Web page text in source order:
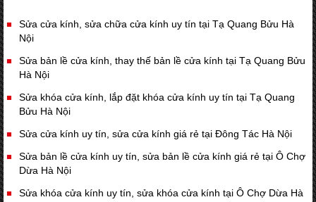
Sửa cửa kính, sửa chữa cửa kính uy tín tại Tạ Quang Bửu Hà
Nội
Sửa bản lề cửa kính, thay thế bản lề cửa kính tại Tạ Quang Bửu
Hà Nội
Sửa khóa cửa kính, lắp đặt khóa cửa kính uy tín tại Tạ Quang
Bửu Hà Nội
Sửa cửa kính uy tín, sửa cửa kính giá rẻ tại Đông Tác Hà Nội
Sửa bản lề cửa kính uy tín, sửa bản lề cửa kính giá rẻ tại Ô Chợ
Dừa Hà Nội
Sửa khóa cửa kính uy tín, sửa khóa cửa kính tại Ô Chợ Dừa Hà